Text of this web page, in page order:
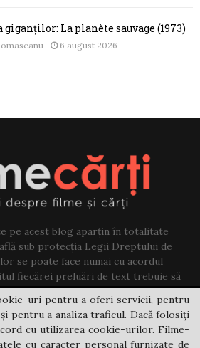
giganților: La planète sauvage (1973)
6 august 2026
pe acest blog aparțin în totalitate
sub protecția Legii Dreptului de
se poate face numai cu acordul
fiecărei preluări de text trebuie să
link către acest blog.
us:jovi@filme-carti.ro
uri pentru a oferi servicii, pentru
pentru a analiza traficul. Dacă folosiți
cu utilizarea cookie-urilor. Filme-
cu caracter personal furnizate de